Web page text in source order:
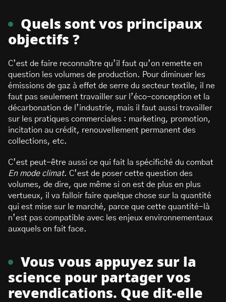
Quels sont vos principaux
objectifs ?
C’est de faire reconnaître qu’il faut qu’on remette en
question les volumes de production. Pour diminuer les
émissions de gaz à effet de serre du secteur textile, il ne
faut pas seulement travailler sur l’éco-conception et la
décarbonation de l’industrie, mais il faut aussi travailler
sur les pratiques commerciales : marketing, promotion,
incitation au crédit, renouvellement permanent des
collections, etc.
C’est peut-être aussi ce qui fait la spécificité du combat
En mode climat. C’est de poser cette question des
volumes, de dire, que même si on est de plus en plus
vertueux, il va falloir faire quelque chose sur la quantité
qui est mise sur le marché, parce que cette quantité-là
n’est pas compatible avec les enjeux environnementaux
auxquels on fait face.
Vous vous appuyez sur la
science pour partager vos
revendications. Que dit-elle